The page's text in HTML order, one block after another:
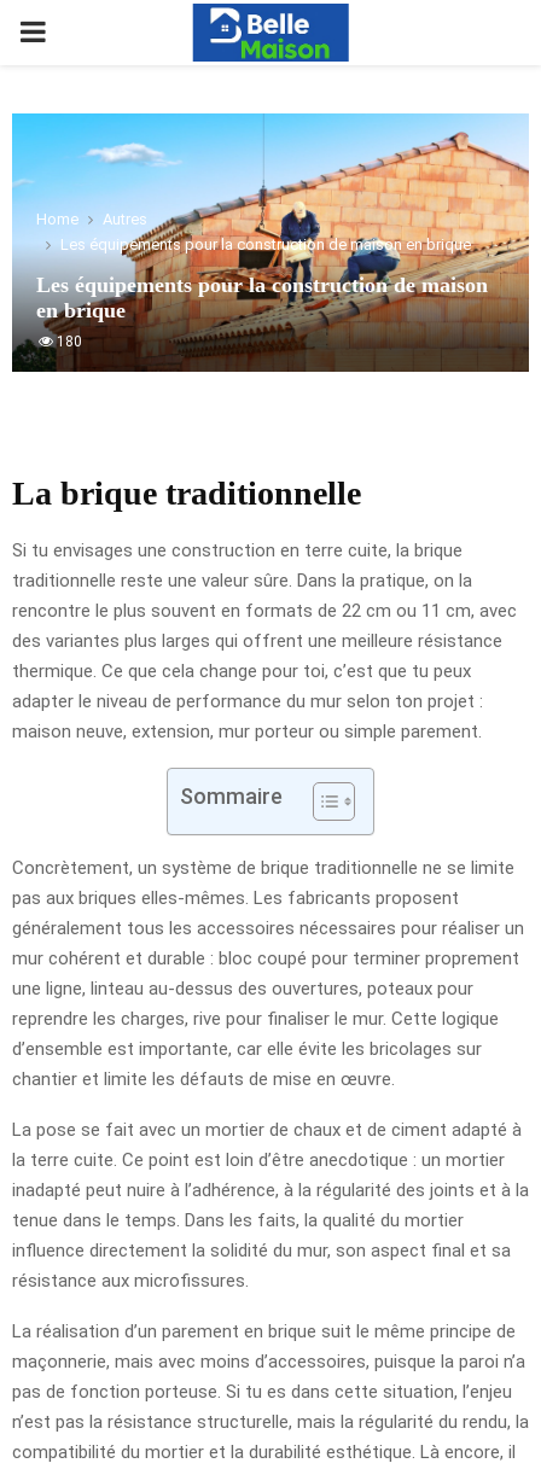
PRIMARY
Home
Autres
Les équipements pour la construction de maison en brique
Les équipements pour la construction de maison
en brique
180
La brique traditionnelle
Si tu envisages une construction en terre cuite, la brique
traditionnelle reste une valeur sûre. Dans la pratique, on la
rencontre le plus souvent en formats de 22 cm ou 11 cm, avec
des variantes plus larges qui offrent une meilleure résistance
thermique. Ce que cela change pour toi, c’est que tu peux
adapter le niveau de performance du mur selon ton projet :
maison neuve, extension, mur porteur ou simple parement.
Sommaire
Concrètement, un système de brique traditionnelle ne se limite
pas aux briques elles-mêmes. Les fabricants proposent
généralement tous les accessoires nécessaires pour réaliser un
mur cohérent et durable : bloc coupé pour terminer proprement
une ligne, linteau au-dessus des ouvertures, poteaux pour
reprendre les charges, rive pour finaliser le mur. Cette logique
d’ensemble est importante, car elle évite les bricolages sur
chantier et limite les défauts de mise en œuvre.
La pose se fait avec un mortier de chaux et de ciment adapté à
la terre cuite. Ce point est loin d’être anecdotique : un mortier
inadapté peut nuire à l’adhérence, à la régularité des joints et à la
tenue dans le temps. Dans les faits, la qualité du mortier
influence directement la solidité du mur, son aspect final et sa
résistance aux microfissures.
La réalisation d’un parement en brique suit le même principe de
maçonnerie, mais avec moins d’accessoires, puisque la paroi n’a
pas de fonction porteuse. Si tu es dans cette situation, l’enjeu
n’est pas la résistance structurelle, mais la régularité du rendu, la
compatibilité du mortier et la durabilité esthétique. Là encore, il